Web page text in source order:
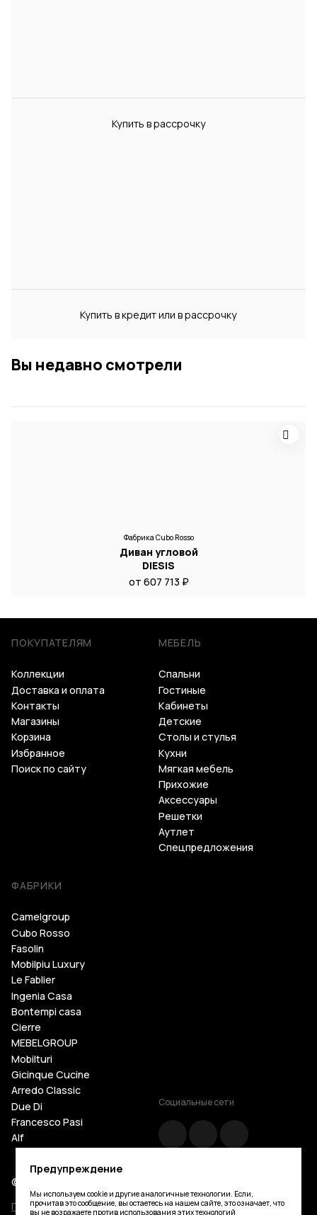
Купить в рассрочку
Купить в кредит или в рассрочку
Вы недавно смотрели
Фабрика Cubo Rosso
Диван угловой
DIESIS
от 607 713 ₽
ПОКУПАТЕЛЯМ
Коллекции
Доставка и оплата
Контакты
Магазины
Корзина
Избранное
Поиск по сайту
МЕБЕЛЬ
Спальни
Гостиные
Кабинеты
Детские
Столы и стулья
Кухни
Мягкая мебель
Прихожие
Аксессуары
Решетки
Аутлет
Спецпредложения
ФАБРИКИ
Camelgroup
Cubo Rosso
Fasolin
Mobilpiu Luxury
Le Fablier
Ingenia Casa
Bontempi casa
Cierre
MEBELGROUP
Mobilturi
Gicinque Cucine
Arredo Classic
Due Di
Francesco Pasi
Alf
Tosconova
Giorgio Casa
Silvano Grifoni
Социальные сети
© Mebelgroup.com 2026. Все права защищены
Политика конфиденциальности
Предупреждение
Мы используем cookie и другие аналогичные технологии. Если,
прочитав это сообщение, вы остаетесь на нашем сайте, это означает, что
вы не возражаете против использования этих технологий